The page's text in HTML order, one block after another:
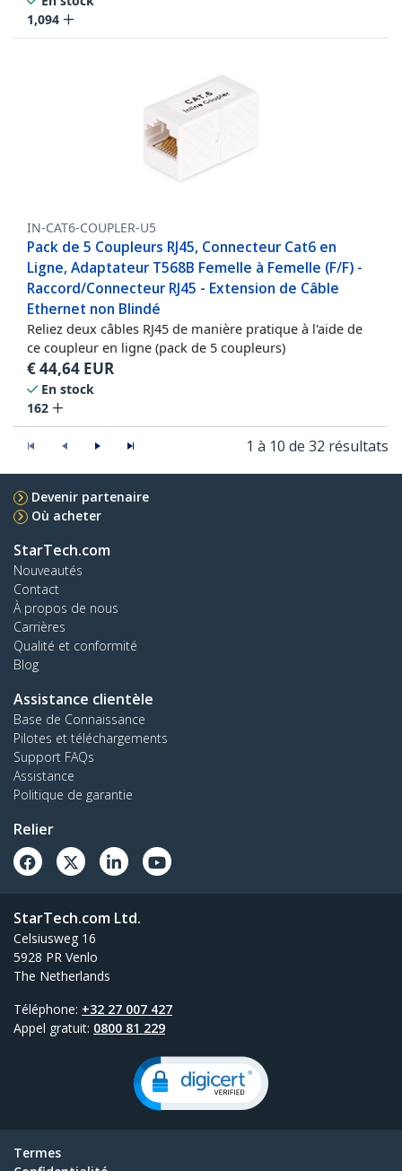
1,094
IN-CAT6-COUPLER-U5
Pack de 5 Coupleurs RJ45, Connecteur Cat6 en
Ligne, Adaptateur T568B Femelle à Femelle (F/F) -
Raccord/Connecteur RJ45 - Extension de Câble
Ethernet non Blindé
Reliez deux câbles RJ45 de manière pratique à l'aide de
ce coupleur en ligne (pack de 5 coupleurs)
€44,64 EUR
En stock
162
1 à 10 de 32 résultats
Devenir partenaire
Où acheter
StarTech.com
Nouveautés
Contact
À propos de nous
Carrières
Qualité et conformité
Blog
Assistance clientèle
Base de Connaissance
Pilotes et téléchargements
Support FAQs
Assistance
Politique de garantie
Relier
StarTech.com Ltd.
Celsiusweg 16
5928 PR Venlo
The Netherlands
Téléphone: +32 27 007 427
Appel gratuit: 0800 81 229
Termes